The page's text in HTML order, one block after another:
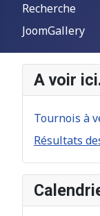
Recherche
JoomGallery
A voir
Tournois à
Résultats